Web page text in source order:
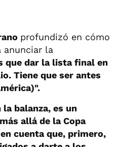
profundizó en cómo
anunciar la
que dar la lista final en
Tiene que ser antes
balanza, es un
allá de la Copa
cuenta que, primero,